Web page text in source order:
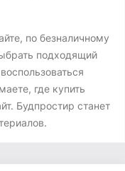
по безналичному
подходящий
где купить
Будпростир станет